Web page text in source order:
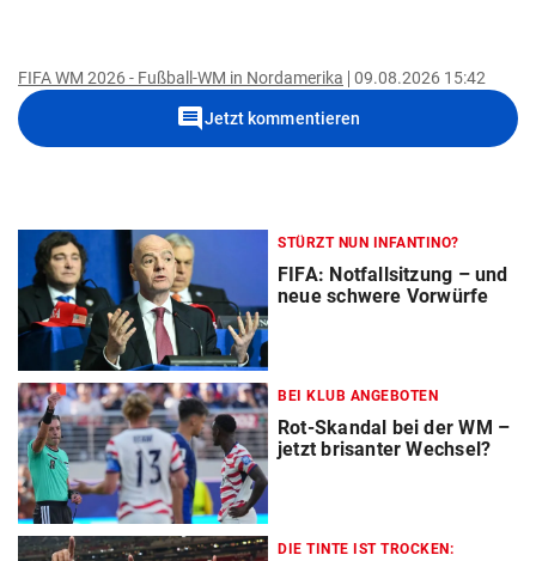
FIFA WM 2026 - Fußball-WM in Nordamerika 09.08.2026 15:42
commentJetzt kommentieren
STÜRZT NUN INFANTINO?
FIFA: Notfallsitzung – und
neue schwere Vorwürfe
BEI KLUB ANGEBOTEN
Rot-Skandal bei der WM –
jetzt brisanter Wechsel?
DIE TINTE IST TROCKEN: